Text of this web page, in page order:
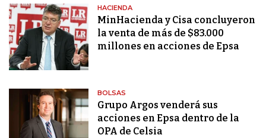
HACIENDA
MinHacienda y Cisa concluyeron
la venta de más de $83.000
millones en acciones de Epsa
BOLSAS
Grupo Argos venderá sus
acciones en Epsa dentro de la
OPA de Celsia